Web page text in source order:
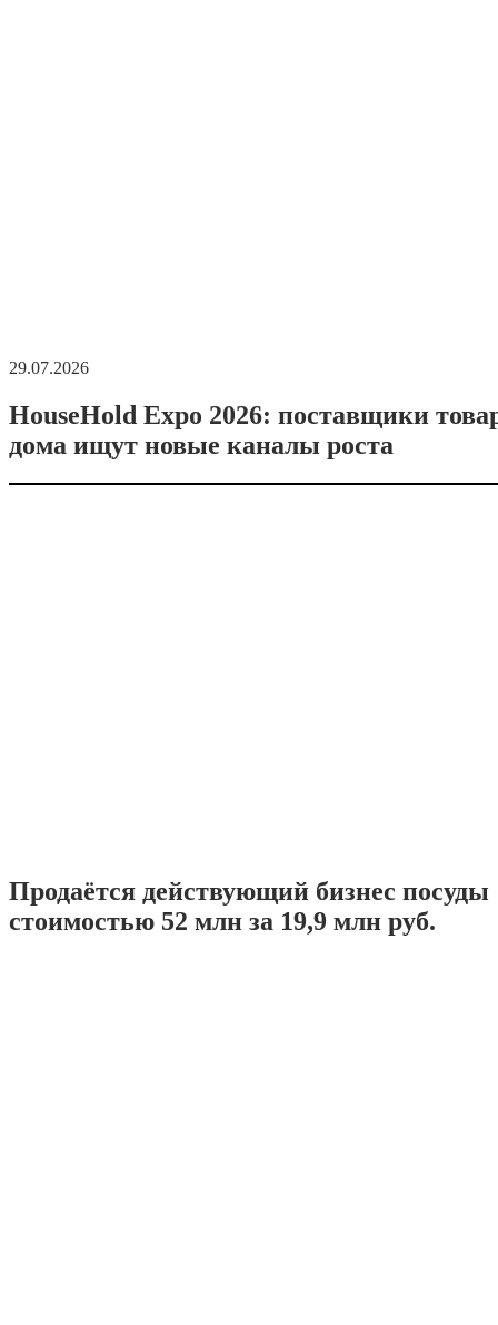
29.07.2026
HouseHold Expo 2026: поставщики
дома ищут новые каналы роста
Продаётся действующий бизнес посуды
стоимостью 52 млн за 19,9 млн руб.